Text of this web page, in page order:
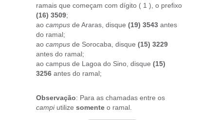
ramais que começam com dígito ( 1 ), o prefixo
(16) 3509;
ao campus de Araras, disque (19) 3543 antes
do ramal;
ao campus de Sorocaba, disque (15) 3229
antes do ramal;
ao campus de Lagoa do Sino, disque (15)
3256 antes do ramal;
Observação: Para as chamadas entre os
campiutilize somente o ramal.